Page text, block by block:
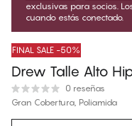
exclusivas para socios.
cuando estás conectado.
FINAL SALE -50%
Drew Talle Alto
0 reseñas
Gran Cobertura, Poliamida